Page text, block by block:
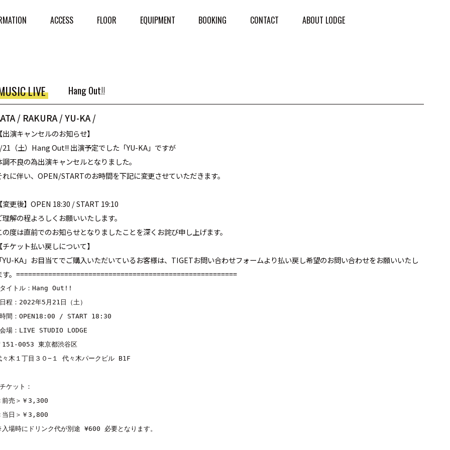
ACCESS FLOOR EQUIPMENT BOOKING CONTACT ABOUT LODGE
LIVE Hang Out!!
/ RAKURA / YU-KA /
【出演キャンセルのお知らせ】
（土）Hang Out!! 出演予定でした「YU-KA」ですが
調不良の為出演キャンセルとなりました。
れに伴い、OPEN/STARTのお時間を下記に変更させていただきます。
【変更後】OPEN 18:30 / START 19:10
理解の程よろしくお願いいたします。
の度は直前でのお知らせとなりましたことを深くお詫び申し上げます。
【チケット払い戻しについて】
「YU-KA」お目当てでご購入いただいているお客様は、TIGETお問い合わせフォームより払い戻し希望のお問い合わせをお願いいたし
す。=======================================================
イトル：Hang Out!!
程：2022年5月21日（土）
間：OPEN18:00 / START 18:30
場：LIVE STUDIO LODGE
151-0053 東京都渋谷区
々木１丁目３０−１ 代々木パークビル B1F
ケット：
前売＞￥3,300
当日＞￥3,800
場時にドリンク代が別途 ¥600 必要となります。